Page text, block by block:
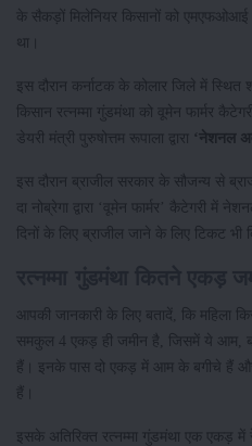
के सैकड़ों मिलेनियर किसानों को एमएफओआई
था।
इस दौरान कर्नाटक के कोलार जिले में स्थित
किसान रत्नम्मा गुंडमंथा को वूमेन फार्मर
डेयरी मंत्री पुरुषोत्तम रूपाला द्वारा ‘नेशनल
इस दौरान ब्राजील सरकार के सौजन्य से
दा नोब्रेगा द्वारा ‘वूमेन फार्मर’ कैटेगरी में
दिनों के लिए ब्राजील जाने के लिए टिकट भी
आपकी जानकारी के लिए बतादें, कि महिला
समकुल 4 एकड़ ही जमीन है, जिसमें ये आम,
हैं। इनके पास दो एकड़ में आम के बगीचे हैं
हैं।
इसके अतिरिक्त रत्नम्मा गुंडमंथा एक एकड़ में